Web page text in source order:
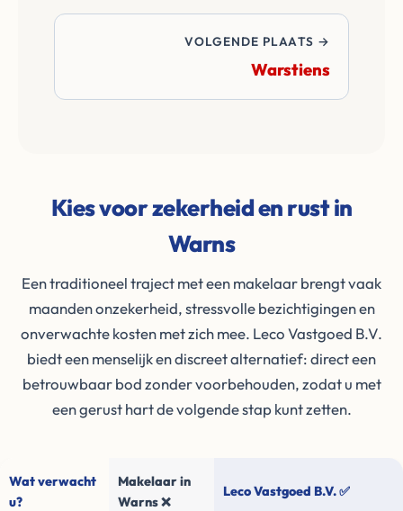
VOLGENDE PLAATS →
Warstiens
Kies voor zekerheid en rust in
Warns
Een traditioneel traject met een makelaar brengt vaak
maanden onzekerheid, stressvolle bezichtigingen en
onverwachte kosten met zich mee. Leco Vastgoed B.V.
biedt een menselijk en discreet alternatief: direct een
betrouwbaar bod zonder voorbehouden, zodat u met
een gerust hart de volgende stap kunt zetten.
Wat verwacht
u?
Makelaar in
Warns ❌
Leco Vastgoed B.V. ✅